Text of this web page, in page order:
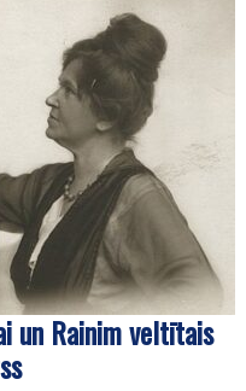
un Rainim veltītais